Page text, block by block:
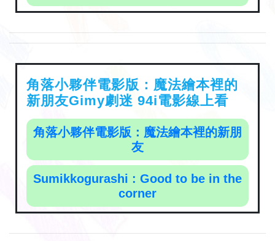
角落小夥伴電影版：魔法繪本裡的
新朋友Gimy劇迷 94i電影線上看
角落小夥伴電影版：魔法繪本裡的新朋
友
Sumikkogurashi : Good to be in the
corner